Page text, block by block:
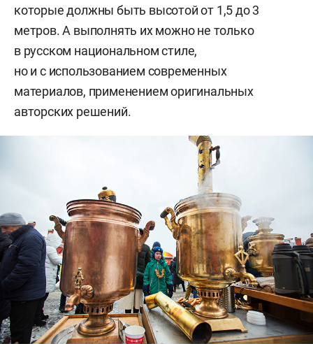
которые должны быть высотой от 1,5 до 3
метров. А выполнять их можно не только
в русском национальном стиле,
но и с использованием современных
материалов, применением оригинальных
авторских решений.